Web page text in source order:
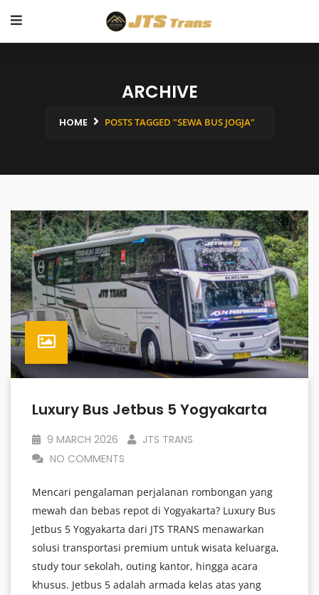
ARCHIVE
HOME POSTS TAGGED "SEWA BUS JOGJA"
Luxury Bus Jetbus 5 Yogyakarta
9 MARCH 2026
JTS TRANS
NO COMMENTS
Mencari pengalaman perjalanan rombongan yang
mewah dan bebas repot di Yogyakarta? Luxury Bus
Jetbus 5 Yogyakarta dari JTS TRANS menawarkan
solusi transportasi premium untuk wisata keluarga,
study tour sekolah, outing kantor, hingga acara
khusus. Jetbus 5 adalah armada kelas atas yang